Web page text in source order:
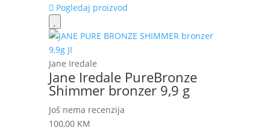
Pogledaj proizvod
Jane Iredale
Jane Iredale PureBronze
Shimmer bronzer 9,9 g
Još nema recenzija
100,00 KM